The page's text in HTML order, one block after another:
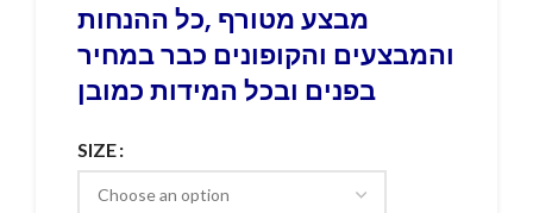
מבצע מטורף ,כל ההנחות
והמבצעים והקופונים כבר במחיר
בפנים ובכל המידות כמובן
SIZE